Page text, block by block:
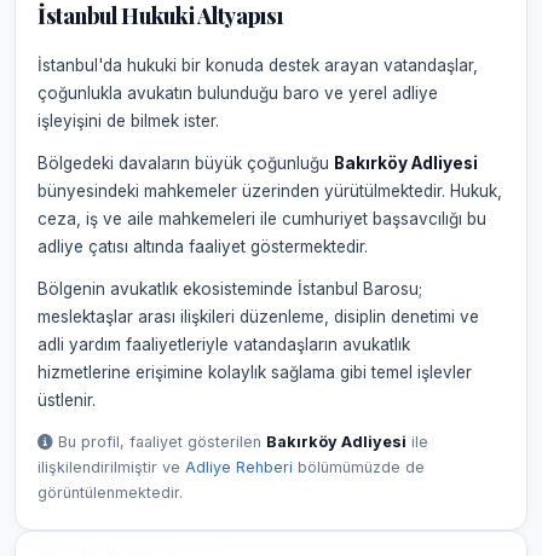
İstanbul Hukuki Altyapısı
İstanbul'da hukuki bir konuda destek arayan vatandaşlar,
çoğunlukla avukatın bulunduğu baro ve yerel adliye
işleyişini de bilmek ister.
Bölgedeki davaların büyük çoğunluğu Bakırköy Adliyesi
bünyesindeki mahkemeler üzerinden yürütülmektedir. Hukuk,
ceza, iş ve aile mahkemeleri ile cumhuriyet başsavcılığı bu
adliye çatısı altında faaliyet göstermektedir.
Bölgenin avukatlık ekosisteminde İstanbul Barosu;
meslektaşlar arası ilişkileri düzenleme, disiplin denetimi ve
adli yardım faaliyetleriyle vatandaşların avukatlık
hizmetlerine erişimine kolaylık sağlama gibi temel işlevler
üstlenir.
Bu profil, faaliyet gösterilen Bakırköy Adliyesi ile
ilişkilendirilmiştir ve Adliye Rehberi bölümümüzde de
görüntülenmektedir.